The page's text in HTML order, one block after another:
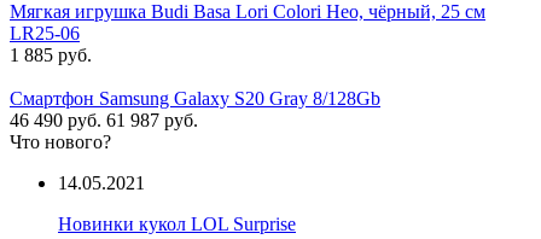
Мягкая игрушка Budi Basa Lori Colori Нео, чёрный, 25 см
LR25-06
1 885 руб.
Смартфон Samsung Galaxy S20 Gray 8/128Gb
46 490 руб. 61 987 руб.
Что нового?
14.05.2021
Новинки кукол LOL Surprise